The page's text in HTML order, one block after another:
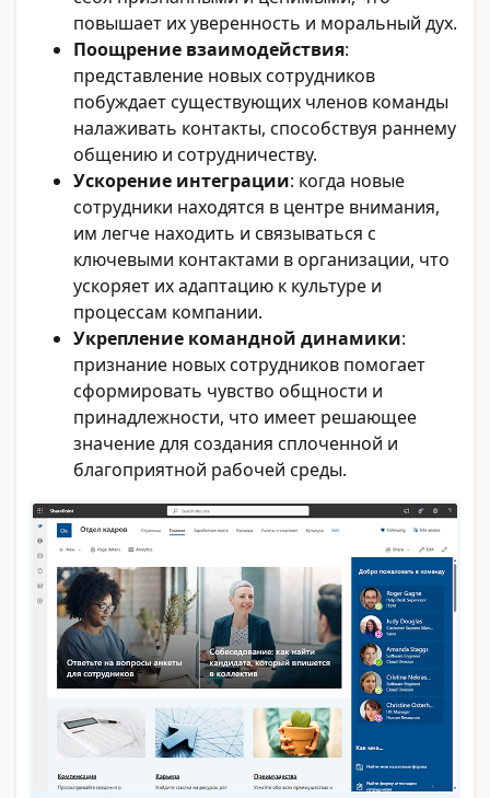
повышает их уверенность и моральный дух.
Поощрение взаимодействия:
представление новых сотрудников
побуждает существующих членов команды
налаживать контакты, способствуя раннему
общению и сотрудничеству.
Ускорение интеграции: когда новые
сотрудники находятся в центре внимания,
им легче находить и связываться с
ключевыми контактами в организации, что
ускоряет их адаптацию к культуре и
процессам компании.
Укрепление командной динамики:
признание новых сотрудников помогает
сформировать чувство общности и
принадлежности, что имеет решающее
значение для создания сплоченной и
благоприятной рабочей среды.